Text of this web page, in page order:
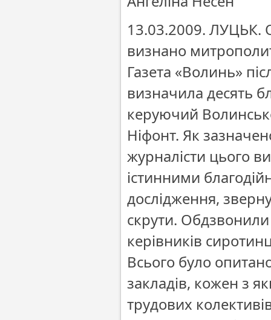
13.03.2009. ЛУЦЬК.
визнано
Газета «Волинь»
визначила десять
керуючий
Ніфонт. Як
журналісти цього
істинними
дослідження,
скрути. Обдзвонили
керівників
Всього було
закладів, кожен з
трудових